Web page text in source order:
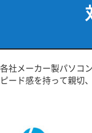
各社メーカー製パソコ
ピード感を持って親切